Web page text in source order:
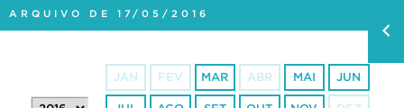
EDITAIS
PORTARIAS
ARQUIVO DE 17/05/2016
JAN FEV MAR ABR MAI JUN